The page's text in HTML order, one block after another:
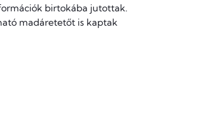
birtokába jutottak.
madáretetőt is kaptak